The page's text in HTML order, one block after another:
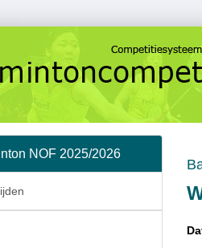
NOF 2025/2026